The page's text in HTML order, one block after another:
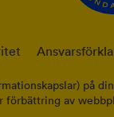
på
förbättring av